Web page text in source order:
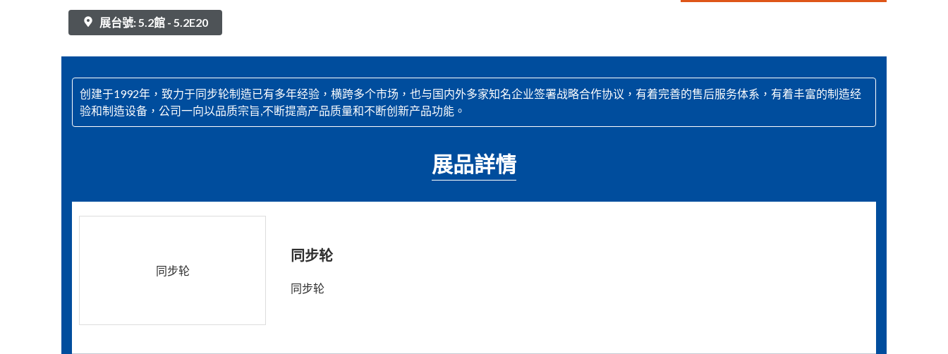
展台號: 5.2館 - 5.2E20
创建于1992年，致力于同步轮制造已有多年经验，横跨多个市场，也与国内外多家知名企业签署战略合作协议，有着完善的售后服务体系，有着丰富的制造经
验和制造设备，公司一向以品质宗旨,不断提高产品质量和不断创新产品功能。
展品詳情
同步轮
同步轮
同步轮